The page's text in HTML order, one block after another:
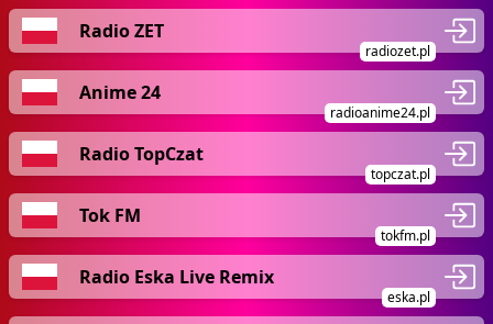
Radio ZET
radiozet.pl
Anime 24
radioanime24.pl
Radio TopCzat
topczat.pl
Tok FM
tokfm.pl
Radio Eska Live Remix
eska.pl